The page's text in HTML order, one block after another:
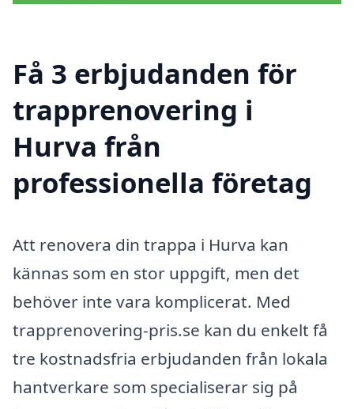
Få 3 erbjudanden för
trapprenovering i
Hurva från
professionella företag
Att renovera din trappa i Hurva kan
kännas som en stor uppgift, men det
behöver inte vara komplicerat. Med
trapprenovering-pris.se kan du enkelt få
tre kostnadsfria erbjudanden från lokala
hantverkare som specialiserar sig på